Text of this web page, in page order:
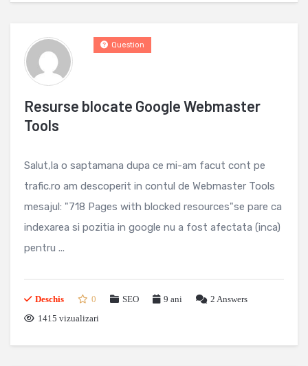
Resurse blocate Google Webmaster
Tools
Question
Salut,la o saptamana dupa ce mi-am facut cont pe
trafic.ro am descoperit in contul de Webmaster Tools
mesajul: "718 Pages with blocked resources"se pare ca
indexarea si pozitia in google nu a fost afectata (inca)
pentru ...
Deschis 0 SEO 9 ani 2 Answers
1415 vizualizari